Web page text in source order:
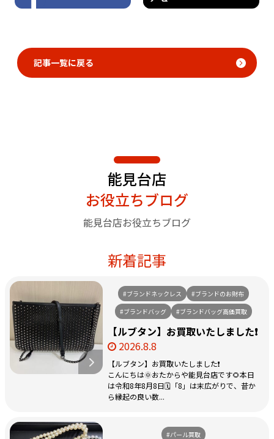
記事一覧に戻る
能見台店
お役立ちブログ
能見台店お役立ちブログ
新着記事
#ブランドネックレス
#ブランドのお財布
#ブランドバッグ
#ブランドバッグ高価買取
【ルブタン】お買取いたしました❗️
2026.8.8
【ルブタン】お買取いたしました❗️
こんにちは🌞おたからや能見台店です🌻本日
は令和8年8月8日🗓️「8」は末広がりで、昔か
ら縁起の良い数...
#パール買取